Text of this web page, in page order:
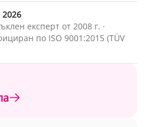
експерт от 2008 г. ·
по ISO 9001:2015 (TÜV